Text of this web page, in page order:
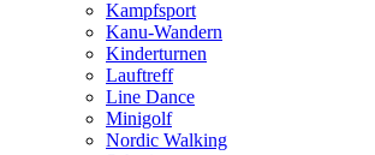
Kampfsport
Kanu-Wandern
Kinderturnen
Lauftreff
Line Dance
Minigolf
Nordic Walking